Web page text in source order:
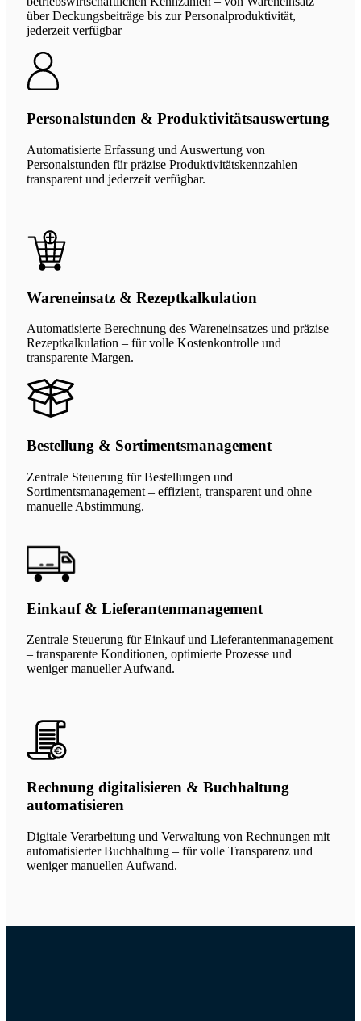
über Deckungsbeiträge bis zur Personalproduktivität,
jederzeit verfügbar
Personalstunden & Produktivitätsauswertung
Automatisierte Erfassung und Auswertung von
Personalstunden für präzise Produktivitätskennzahlen –
transparent und jederzeit verfügbar.
Wareneinsatz & Rezeptkalkulation
Automatisierte Berechnung des Wareneinsatzes und präzise
Rezeptkalkulation – für volle Kostenkontrolle und
transparente Margen.
Bestellung & Sortimentsmanagement
Zentrale Steuerung für Bestellungen und
Sortimentsmanagement – effizient, transparent und ohne
manuelle Abstimmung.
Einkauf & Lieferantenmanagement
Zentrale Steuerung für Einkauf und Lieferantenmanagement
– transparente Konditionen, optimierte Prozesse und
weniger manueller Aufwand.
Rechnung digitalisieren & Buchhaltung
automatisieren
Digitale Verarbeitung und Verwaltung von Rechnungen mit
automatisierter Buchhaltung – für volle Transparenz und
weniger manuellen Aufwand.